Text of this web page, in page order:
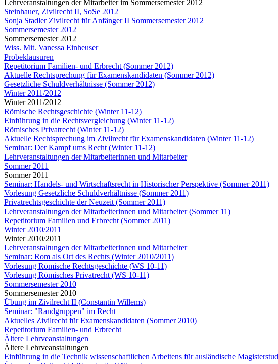
Lehrveranstaltungen der Mitarbeiter im Sommersemester 2012
Steinhauer, Zivilrecht II, SoSe 2012
Sonja Stadler Zivilrecht für Anfänger II Sommersemester 2012
Sommersemester 2012
Sommersemester 2012
Wiss. Mit. Vanessa Einheuser
Probeklausuren
Repetitorium Familien- und Erbrecht (Sommer 2012)
Aktuelle Rechtsprechung für Examenskandidaten (Sommer 2012)
Gesetzliche Schuldverhältnisse (Sommer 2012)
Winter 2011/2012
Winter 2011/2012
Römische Rechtsgeschichte (Winter 11-12)
Einführung in die Rechtsvergleichung (Winter 11-12)
Römisches Privatrecht (Winter 11-12)
Aktuelle Rechtsprechung im Zivilrecht für Examenskandidaten (Winter 11-12)
Seminar: Der Kampf ums Recht (Winter 11-12)
Lehrveranstaltungen der Mitarbeiterinnen und Mitarbeiter
Sommer 2011
Sommer 2011
Seminar: Handels- und Wirtschaftsrecht in Historischer Perspektive (Sommer 2011)
Vorlesung Gesetzliche Schuldverhältnisse (Sommer 2011)
Privatrechtsgeschichte der Neuzeit (Sommer 2011)
Lehrveranstaltungen der Mitarbeiterinnen und Mitarbeiter (Sommer 11)
Repetitorium Familien und Erbrecht (Sommer 2011)
Winter 2010/2011
Winter 2010/2011
Lehrveranstaltungen der Mitarbeiterinnen und Mitarbeiter
Seminar: Rom als Ort des Rechts (Winter 2010/2011)
Vorlesung Römische Rechtsgeschichte (WS 10-11)
Vorlesung Römisches Privatrecht (WS 10-11)
Sommersemester 2010
Sommersemester 2010
Übung im Zivilrecht II (Constantin Willems)
Seminar: "Randgruppen" im Recht
Aktuelles Zivilrecht für Examenskandidaten (Sommer 2010)
Repetitorium Familien- und Erbrecht
Ältere Lehrveanstaltungen
Ältere Lehrveanstaltungen
Einführung in die Technik wissenschaftlichen Arbeitens für ausländische